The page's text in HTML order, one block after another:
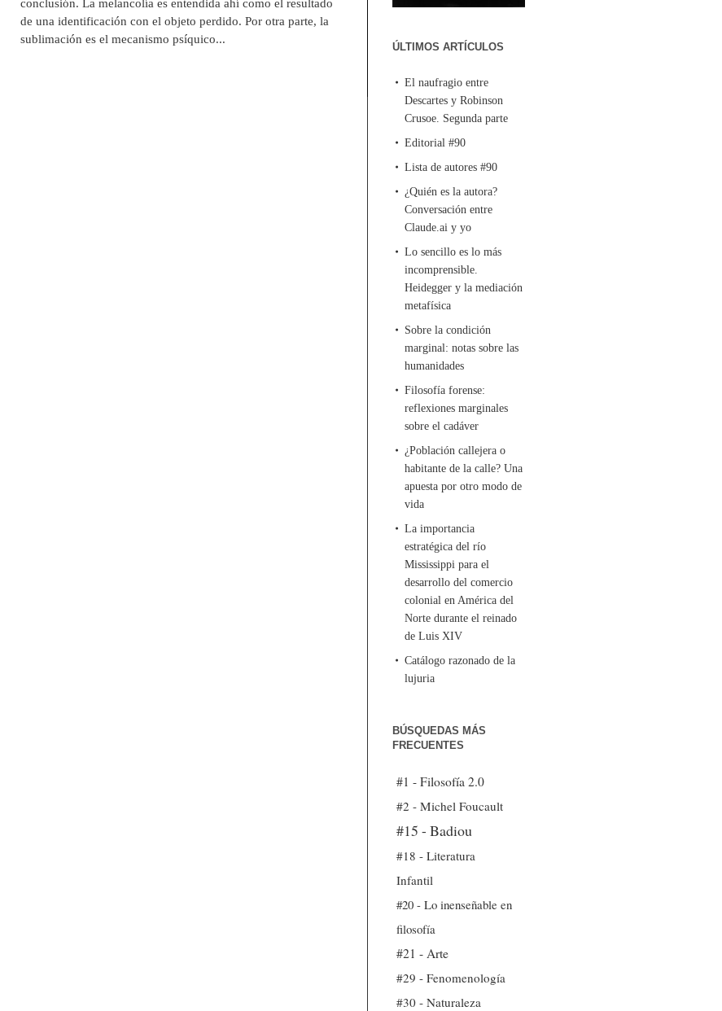
conclusión. La melancolía es entendida ahí como el resultado
de una identificación con el objeto perdido. Por otra parte, la
sublimación es el mecanismo psíquico...
ÚLTIMOS ARTÍCULOS
El naufragio entre
Descartes y Robinson
Crusoe. Segunda parte
Editorial #90
Lista de autores #90
¿Quién es la autora?
Conversación entre
Claude.ai y yo
Lo sencillo es lo más
incomprensible.
Heidegger y la mediación
metafísica
Sobre la condición
marginal: notas sobre las
humanidades
Filosofía forense:
reflexiones marginales
sobre el cadáver
¿Población callejera o
habitante de la calle? Una
apuesta por otro modo de
vida
La importancia
estratégica del río
Mississippi para el
desarrollo del comercio
colonial en América del
Norte durante el reinado
de Luis XIV
Catálogo razonado de la
lujuria
BÚSQUEDAS MÁS
FRECUENTES
#1 - Filosofía 2.0
#2 - Michel Foucault
#15 - Badiou
#18 - Literatura
Infantil
#20 - Lo inenseñable en
filosofía
#21 - Arte
#29 - Fenomenología
#30 - Naturaleza